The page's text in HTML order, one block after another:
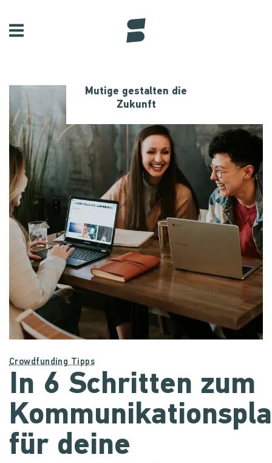
Mutige gestalten die
Zukunft
Crowdfunding Tipps
In 6 Schritten zum
für deine